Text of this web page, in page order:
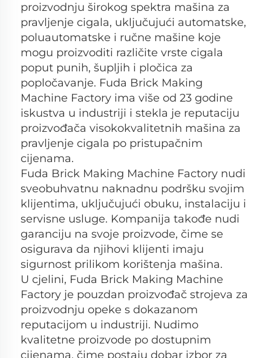
proizvodnju širokog spektra mašina za
pravljenje cigala, uključujući automatske,
poluautomatske i ručne mašine koje
mogu proizvoditi različite vrste cigala
poput punih, šupljih i pločica za
popločavanje. Fuda Brick Making
Machine Factory ima više od 23 godine
iskustva u industriji i stekla je reputaciju
proizvođača visokokvalitetnih mašina za
pravljenje cigala po pristupačnim
cijenama.
Fuda Brick Making Machine Factory nudi
sveobuhvatnu naknadnu podršku svojim
klijentima, uključujući obuku, instalaciju i
servisne usluge. Kompanija takođe nudi
garanciju na svoje proizvode, čime se
osigurava da njihovi klijenti imaju
sigurnost prilikom korištenja mašina.
U cjelini, Fuda Brick Making Machine
Factory je pouzdan proizvođač strojeva za
proizvodnju opeke s dokazanom
reputacijom u industriji. Nudimo
kvalitetne proizvode po dostupnim
cijenama, čime postaju dobar izbor za